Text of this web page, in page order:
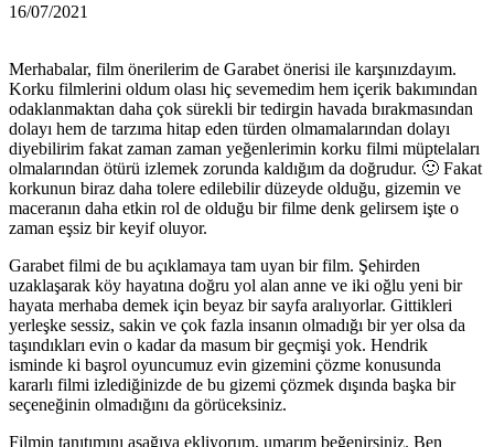
16/07/2021
Merhabalar, film önerilerim de Garabet önerisi ile karşınızdayım.
Korku filmlerini oldum olası hiç sevemedim hem içerik bakımından
odaklanmaktan daha çok sürekli bir tedirgin havada bırakmasından
dolayı hem de tarzıma hitap eden türden olmamalarından dolayı
diyebilirim fakat zaman zaman yeğenlerimin korku filmi müptelaları
olmalarından ötürü izlemek zorunda kaldığım da doğrudur. 🙂 Fakat
korkunun biraz daha tolere edilebilir düzeyde olduğu, gizemin ve
maceranın daha etkin rol de olduğu bir filme denk gelirsem işte o
zaman eşsiz bir keyif oluyor.
Garabet filmi de bu açıklamaya tam uyan bir film. Şehirden
uzaklaşarak köy hayatına doğru yol alan anne ve iki oğlu yeni bir
hayata merhaba demek için beyaz bir sayfa aralıyorlar. Gittikleri
yerleşke sessiz, sakin ve çok fazla insanın olmadığı bir yer olsa da
taşındıkları evin o kadar da masum bir geçmişi yok. Hendrik
isminde ki başrol oyuncumuz evin gizemini çözme konusunda
kararlı filmi izlediğinizde de bu gizemi çözmek dışında başka bir
seçeneğinin olmadığını da görüceksiniz.
Filmin tanıtımını aşağıya ekliyorum, umarım beğenirsiniz. Ben